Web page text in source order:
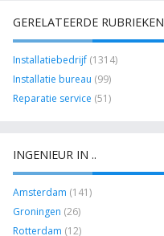
GERELATEERDE RUBRIEKEN
Installatiebedrijf (1314)
Installatie bureau (99)
Reparatie service (51)
INGENIEUR IN ..
Amsterdam (141)
Groningen (26)
Rotterdam (12)